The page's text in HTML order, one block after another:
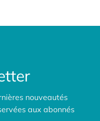
nouveautés
aux abonnés